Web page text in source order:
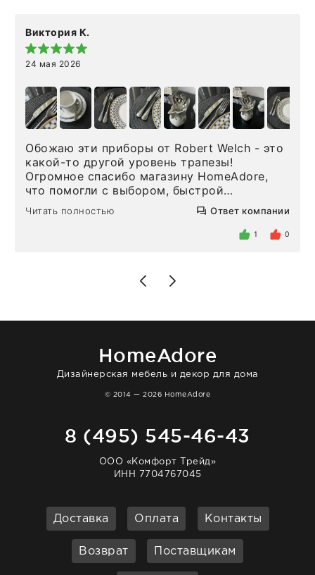
Виктория К.
24 мая 2026
Обожаю эти приборы от Robert Welch - это
какой-то другой уровень трапезы!
Огромное спасибо магазину HomeAdore,
что помогли с выбором, быстрой
доставкой и высоким сервисом. Один раз
была здесь лично, забирала чайные ложки,
внутри очень много антикварной посуды,
Позже заказывала остальные приборы -
доставили сдэком на следующий день к
отвечает очень быстро. Взаимодействием
Читать полностью Ответ компании
1 0
HomeAdore
Дизайнерская мебель и декор для дома
© 2014 — 2026 HomeAdore
8 (495) 545-46-43
ООО «Комфорт Трейд»
ИНН 7704767045
Доставка Оплата Контакты
Возврат Поставщикам